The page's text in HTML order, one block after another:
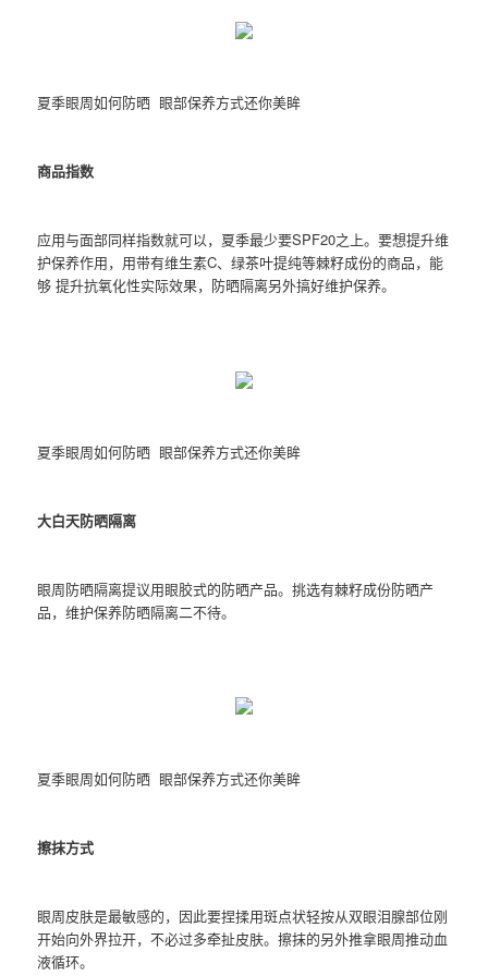
夏季眼周如何防晒 眼部保养方式还你美眸
商品指数
应用与面部同样指数就可以，夏季最少要SPF20之上。要想提升维
护保养作用，用带有维生素C、绿茶叶提纯等棘籽成份的商品，能
够 提升抗氧化性实际效果，防晒隔离另外搞好维护保养。
夏季眼周如何防晒 眼部保养方式还你美眸
大白天防晒隔离
眼周防晒隔离提议用眼胶式的防晒产品。挑选有棘籽成份防晒产
品，维护保养防晒隔离二不待。
夏季眼周如何防晒 眼部保养方式还你美眸
擦抹方式
眼周皮肤是最敏感的，因此要捏揉用斑点状轻按从双眼泪腺部位刚
开始向外界拉开，不必过多牵扯皮肤。擦抹的另外推拿眼周推动血
液循环。